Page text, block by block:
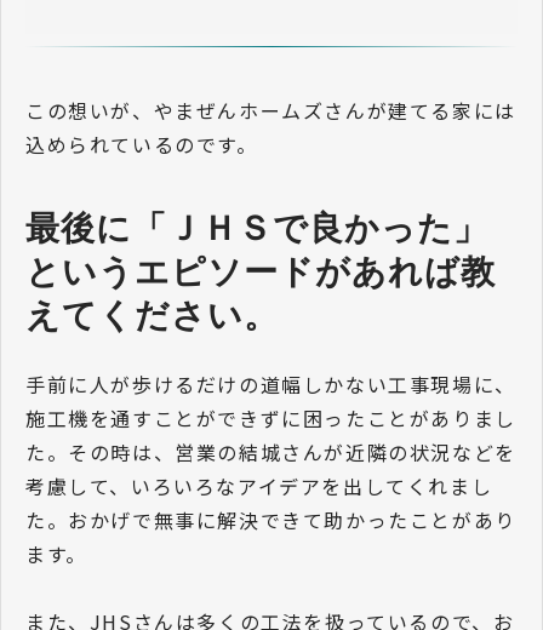
この想いが、やまぜんホームズさんが建てる家には
込められているのです。
最後に「ＪＨＳで良かった」
というエピソードがあれば教
えてください。
手前に人が歩けるだけの道幅しかない工事現場に、
施工機を通すことができずに困ったことがありまし
た。その時は、営業の結城さんが近隣の状況などを
考慮して、いろいろなアイデアを出してくれまし
た。おかげで無事に解決できて助かったことがあり
ます。
また、JHSさんは多くの工法を扱っているので、お